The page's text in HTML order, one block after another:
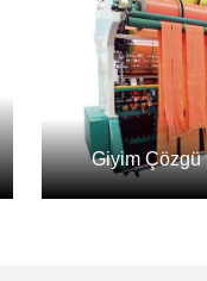
Giyim Çözgü